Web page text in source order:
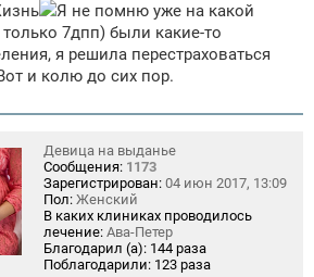
Я не помню уже на какой
7дпп) были какие-то
я решила перестраховаться
и колю до сих пор.
Девица на выданье
Сообщения: 1173
Зарегистрирован: 04 июн 2017, 13:09
Пол: Женский
В каких клиниках проводилось
лечение: Ава-Петер
Благодарил (а): 144 раза
Поблагодарили: 123 раза